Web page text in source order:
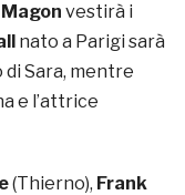
vestirà i
nato a Parigi sarà
di Sara, mentre
e l’attrice
(Thierno), Frank